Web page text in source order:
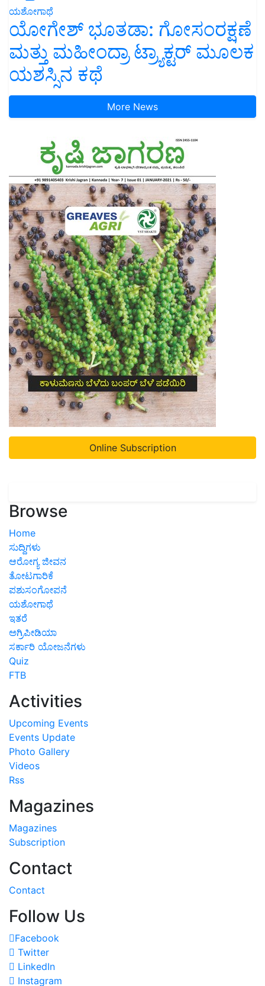
ಯಶೋಗಾಥೆ
ಯೋಗೇಶ್ ಭೂತಡಾ: ಗೋಸಂರಕ್ಷಣೆ
ಮತ್ತು ಮಹೀಂದ್ರಾ ಟ್ರ್ಯಾಕ್ಟರ್ ಮೂಲಕ
ಯಶಸ್ಸಿನ ಕಥೆ
More News
Online Subscription
Browse
Home
ಸುದ್ದಿಗಳು
ಆರೋಗ್ಯ ಜೀವನ
ತೋಟಗಾರಿಕೆ
ಪಶುಸಂಗೋಪನೆ
ಯಶೋಗಾಥೆ
ಇತರೆ
ಅಗ್ರಿಪೀಡಿಯಾ
ಸರ್ಕಾರಿ ಯೋಜನೆಗಳು
Quiz
FTB
Activities
Upcoming Events
Events Update
Photo Gallery
Videos
Rss
Magazines
Magazines
Subscription
Contact
Contact
Follow Us
Facebook
Twitter
LinkedIn
Instagram